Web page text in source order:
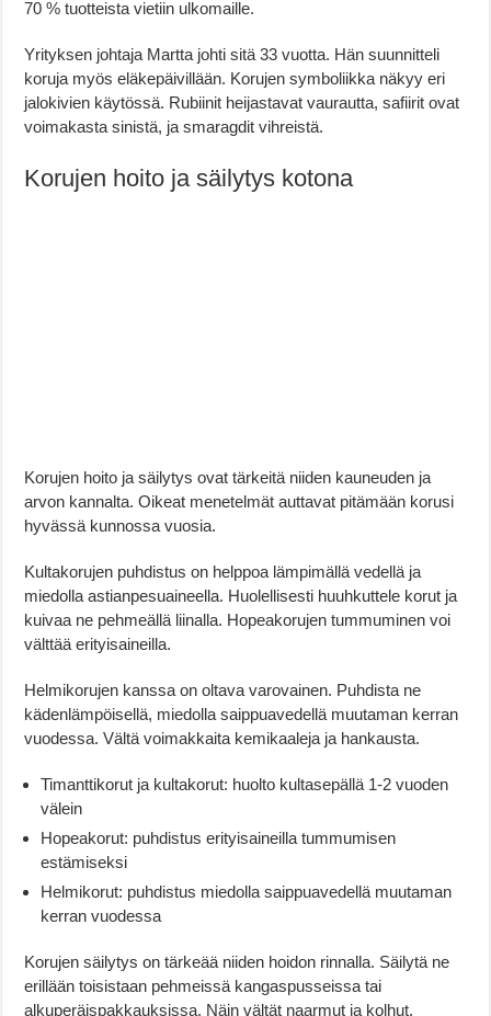
70 % tuotteista vietiin ulkomaille.
Yrityksen johtaja Martta johti sitä 33 vuotta. Hän suunnitteli
koruja myös eläkepäivillään. Korujen symboliikka näkyy eri
jalokivien käytössä. Rubiinit heijastavat vaurautta, safiirit ovat
voimakasta sinistä, ja smaragdit vihreistä.
Korujen hoito ja säilytys kotona
Korujen hoito ja säilytys ovat tärkeitä niiden kauneuden ja
arvon kannalta. Oikeat menetelmät auttavat pitämään korusi
hyvässä kunnossa vuosia.
Kultakorujen puhdistus on helppoa lämpimällä vedellä ja
miedolla astianpesuaineella. Huolellisesti huuhkuttele korut ja
kuivaa ne pehmeällä liinalla. Hopeakorujen tummuminen voi
välttää erityisaineilla.
Helmikorujen kanssa on oltava varovainen. Puhdista ne
kädenlämpöisellä, miedolla saippuavedellä muutaman kerran
vuodessa. Vältä voimakkaita kemikaaleja ja hankausta.
Timanttikorut ja kultakorut: huolto kultasepällä 1-2 vuoden
välein
Hopeakorut: puhdistus erityisaineilla tummumisen
estämiseksi
Helmikorut: puhdistus miedolla saippuavedellä muutaman
kerran vuodessa
Korujen säilytys on tärkeää niiden hoidon rinnalla. Säilytä ne
erillään toisistaan pehmeissä kangaspusseissa tai
alkuperäispakkauksissa. Näin vältät naarmut ja kolhut.